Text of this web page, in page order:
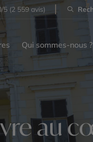
5 (2 559 avis)
Qui sommes-nous ?
au